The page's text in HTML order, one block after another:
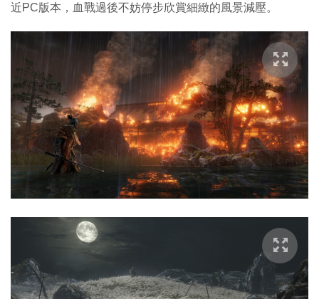
近PC版本，血戰過後不妨停步欣賞細緻的風景減壓。